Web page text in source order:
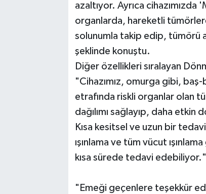
azaltıyor. Ayrıca
organlarda, hareketli
solunumla takip edip, tümörü
şeklinde konuştu.
Diğer özellikleri sıralayan
"Cihazımız, omurga gibi,
etrafında riskli organlar olan
dağılımı sağlayıp, daha etkin
Kısa kesitsel ve uzun bir
ışınlama ve tüm vücut
kısa sürede tedavi edebiliyor."
"Emeği geçenlere teşekkür